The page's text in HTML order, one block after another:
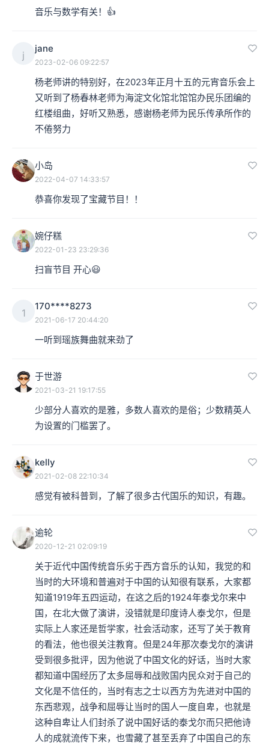
音乐与数学有关！👍
j
jane
2023-02-06 09:22:57
杨老师讲的特别好，在2023年正月十五的元宵音乐会上
又听到了杨春林老师为海淀文化馆北馆馆办民乐团编的
红楼组曲，好听又熟悉，感谢杨老师为民乐传承所作的
不倦努力
小岛
2022-04-07 14:33:57
恭喜你发现了宝藏节目！！
婉仔糕
2022-01-23 23:29:36
扫盲节目 开心😃
1
170****8273
2021-06-17 20:44:20
一听到瑶族舞曲就来劲了
于世游
2021-03-21 19:17:55
少部分人喜欢的是雅，多数人喜欢的是俗；少数精英人
为设置的门槛罢了。
kelly
2021-02-08 22:10:34
感觉有被科普到，了解了很多古代国乐的知识，有趣。
逾轮
2020-12-21 02:09:19
关于近代中国传统音乐劣于西方音乐的认知，我觉的和
当时的大环境和普遍对于中国的认知很有联系，大家都
知道1919年五四运动，在这之后的1924年泰戈尔来中
国，在北大做了演讲，没错就是印度诗人泰戈尔，但是
实际上人家还是哲学家，社会活动家，还写了关于教育
的看法，他也很关注教育。但是24年那次泰戈尔的演讲
受到很多批评，因为他说了中国文化的好话，当时大家
都知道中国经历了太多屈辱和战败国内民众对于自己的
文化是不信任的，当时有志之士以西方为先进对中国的
东西悲观，战争和屈辱让当时的国人一度自卑，也就是
这种自卑让人们封杀了说中国好话的泰戈尔而只把他诗
人的成就流传下来，也雪藏了甚至丢弃了中国自己的东